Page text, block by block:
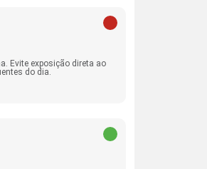
Evite exposição direta ao
do dia.